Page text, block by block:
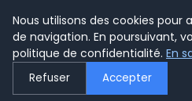
LE
Nous utilisons des cookies pour
de navigation. En poursuivant,
politique de confidentialité. En
Refuser Accepter